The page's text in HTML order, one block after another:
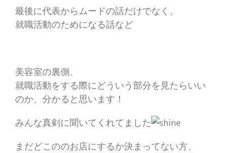
最後に代表からムードの話だけでなく、
就職活動のためになる話など
美容室の裏側、
就職活動をする際にどういう部分を見たらいい
のか、分かると思います！
みんな真剣に聞いてくれてました
まだどこののお店にするか決まってない方、